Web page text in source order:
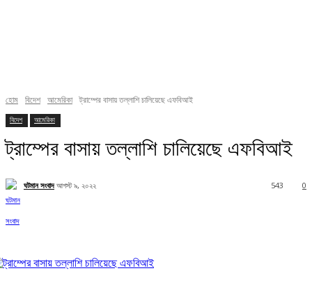
হোম বিদেশ আমেরিকা ট্রাম্পের বাসায় তল্লাশি চালিয়েছে এফবিআই
বিদেশ আমেরিকা
ট্রাম্পের বাসায় তল্লাশি চালিয়েছে এফবিআই
ঘটমান সংবাদ আগস্ট ৯, ২০২২ 0
543